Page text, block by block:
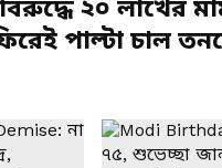
২০ লাখের
পাল্টা চাল